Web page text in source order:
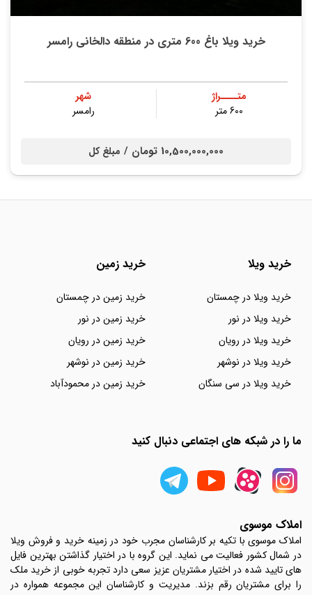
خرید ویلا باغ 600 متری در منطقه دالخانی رامسر
متــــراژ
600 متر
شهر
رامسر
10,500,000,000 تومان / مبلغ کل
خرید ویلا
خرید ویلا در چمستان
خرید ویلا در نور
خرید ویلا در رویان
خرید ویلا در نوشهر
خرید ویلا در سی سنگان
خرید زمین
خرید زمین در چمستان
خرید زمین در نور
خرید زمین در رویان
خرید زمین در نوشهر
خرید زمین در محمودآباد
ما را در شبکه های اجتماعی دنبال کنید
املاک موسوی
املاک موسوی با تکیه بر کارشناسان مجرب خود در زمینه خرید و فروش ویلا
در شمال کشور فعالیت می نماید. این گروه با در اختیار گذاشتن بهترین فایل
های تایید شده در اختیار مشتریان عزیز سعی دارد تجربه خوبی از خرید ملک
را برای مشتریان رقم بزند. مدیریت و کارشناسان این مجموعه همواره در